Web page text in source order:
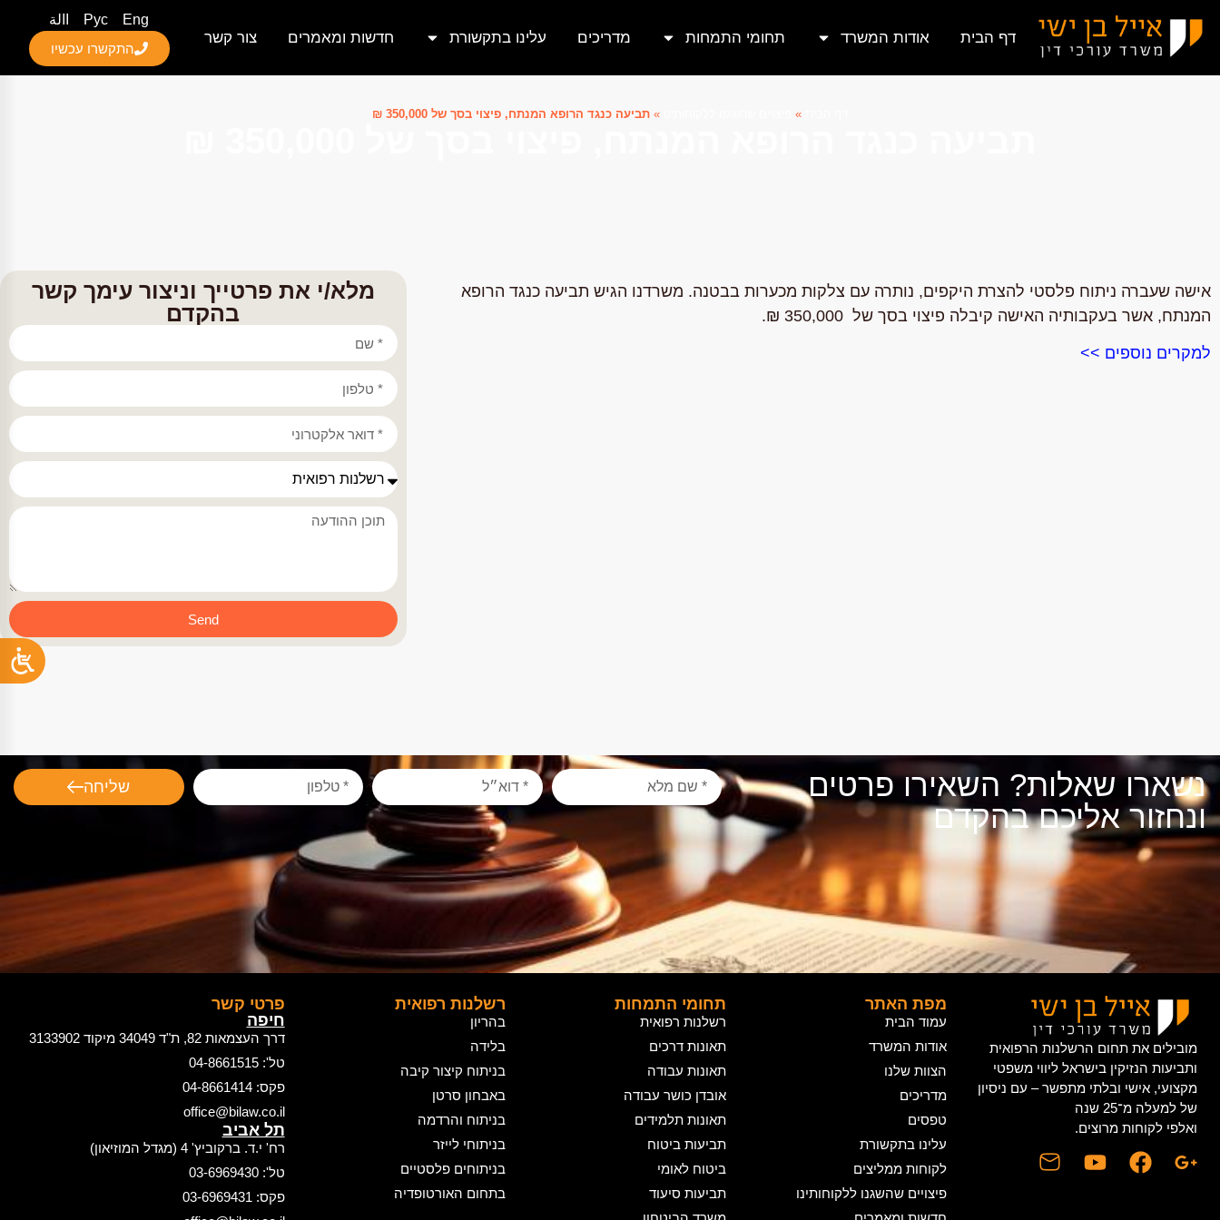
דף הבית אודות המשרד תחומי התמחות מדריכים עלינו בתקשורת חדשות ומאמרים צור קשר
Eng
Рус
االة
התקשרו עכשיו
»
» תביעה כנגד הרופא המנתח, פיצוי בסך של 350,000 ₪
מלא/י את פרטייך וניצור עימך קשר
בהקדם
Send
אישה שעברה ניתוח פלסטי להצרת היקפים, נותרה עם צלקות מכערות בבטנה. משרדנו הגיש תביעה כנגד הרופא
המנתח, אשר בעקבותיה האישה קיבלה פיצוי בסך של350,000 ₪.
למקרים נוספים >>
נשארו שאלות? השאירו פרטים
ונחזור אליכם בהקדם
שליחה
מובילים את תחום הרשלנות הרפואית
ותביעות הנזיקין בישראל ליווי משפטי
מקצועי, אישי ובלתי מתפשר – עם ניסיון
של למעלה מ־25 שנה
ואלפי לקוחות מרוצים.
מפת האתר
עמוד הבית
אודות המשרד
הצוות שלנו
מדריכים
טפסים
עלינו בתקשורת
לקוחות ממליצים
פיצויים שהשגנו ללקוחותינו
תחומי התמחות
רשלנות רפואית
תאונות דרכים
תאונות עבודה
אובדן כושר עבודה
תאונות תלמידים
תביעות ביטוח
ביטוח לאומי
תביעות סיעוד
רשלנות רפואית
בהריון
בלידה
בניתוח קיצור קיבה
באבחון סרטן
בניתוח והרדמה
בניתוחי לייזר
בניתוחים פלסטיים
בתחום האורטופדיה
פרטי קשר
חיפה
דרך העצמאות 82, ת"ד 34049 מיקוד 3133902
טל': 04-8661515
פקס: 04-8661414
office@bilaw.co.il
תל אביב
רח' י.ד. ברקוביץ' 4 (מגדל המוזיאון)
טל': 03-6969430
פקס: 03-6969431